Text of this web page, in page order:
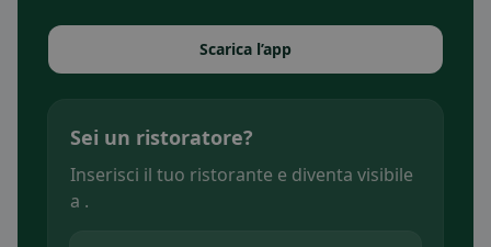
Scarica l’app
Sei un ristoratore?
Inserisci il tuo ristorante e diventa visibile
a .